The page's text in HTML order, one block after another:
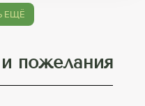
ЕЩЁ
и пожелания